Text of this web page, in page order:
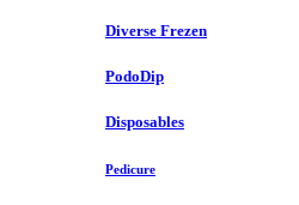
Diverse Frezen
PodoDip
Disposables
Pedicure